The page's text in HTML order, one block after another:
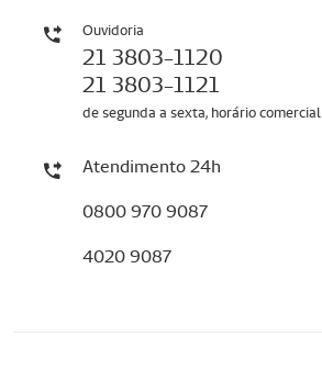
Ouvidoria
21 3803-1120
21 3803-1121
de segunda a sexta, horário comercial
Atendimento 24h
0800 970 9087
4020 9087